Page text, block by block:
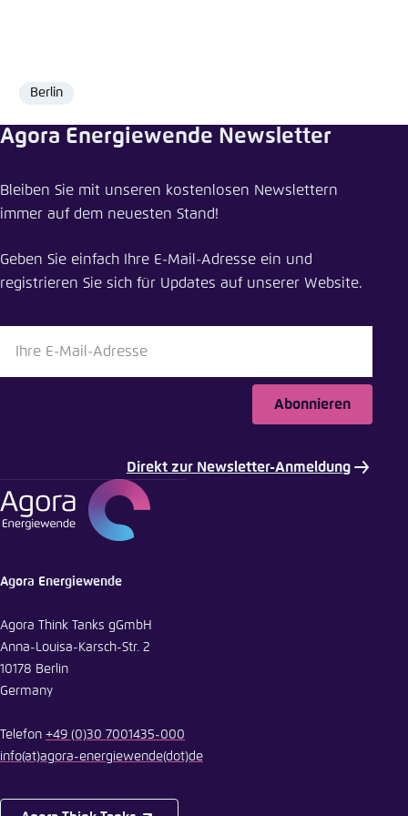
Ort
Berlin
Agora Energiewende Newsletter
Bleiben Sie mit unseren kostenlosen Newslettern
immer auf dem neuesten Stand!
Geben Sie einfach Ihre E-Mail-Adresse ein und
registrieren Sie sich für Updates auf unserer Website.
Abonnieren
Direkt zur Newsletter-Anmeldung
Agora Energiewende
Agora Think Tanks gGmbH
Anna-Louisa-Karsch-Str. 2
10178 Berlin
Germany
Telefon +49 (0)30 7001435-000
info(at)agora-energiewende(dot)de